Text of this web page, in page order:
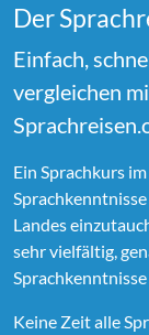
Der
Einfach,
vergleichen
Ein Sprachkurs
Sprachkenntnisse zu verbessern und dabei in die Kultur des
Landes einzutauchen. Dabei ist
sehr vielfältig,
Keine Zeit alle